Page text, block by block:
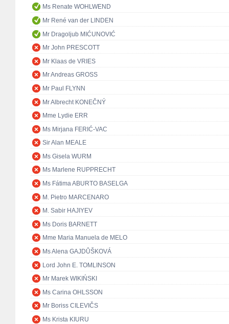
Ms Renate WOHLWEND
Mr René van der LINDEN
Mr Dragoljub MIĆUNOVIĆ
Mr John PRESCOTT
Mr Klaas de VRIES
Mr Andreas GROSS
Mr Paul FLYNN
Mr Albrecht KONEČNÝ
Mme Lydie ERR
Ms Mirjana FERIĆ-VAC
Sir Alan MEALE
Ms Gisela WURM
Ms Marlene RUPPRECHT
Ms Fátima ABURTO BASELGA
M. Pietro MARCENARO
M. Sabir HAJIYEV
Ms Doris BARNETT
Mme Maria Manuela de MELO
Ms Alena GAJDŮŠKOVÁ
Lord John E. TOMLINSON
Mr Marek WIKIŃSKI
Ms Carina OHLSSON
Mr Boriss CILEVIČS
Ms Krista KIURU